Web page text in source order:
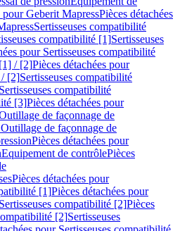
Geberit MapressPièces détachées
Sertisseuses compatibilité
compatibilité [1]Sertisseuses
pour Sertisseuses compatibilité
/ [2]Pièces détachées pour
/ [2]Sertisseuses compatibilité
compatibilité
[3]Pièces détachées pour
de façonnage de
de façonnage de
Pièces détachées pour
Equipement de contrôlePièces
Pièces détachées pour
[1]Pièces détachées pour
Sertisseuses compatibilité [2]Pièces
[2]Sertisseuses